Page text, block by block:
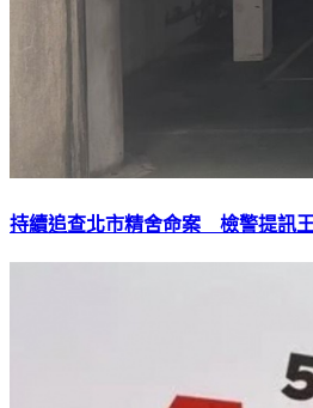
持續追查北市精舍命案 檢警提訊